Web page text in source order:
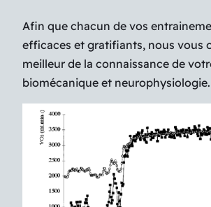
Afin que chacun de vos
efficaces et gratifiants, nous vous
meilleur de la connaissance de
biomécanique et neurophysiologie.